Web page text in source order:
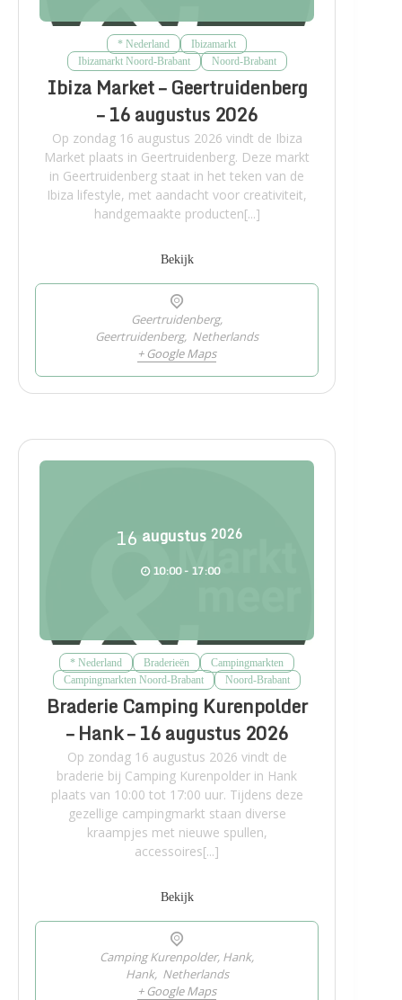
* Nederland
Ibizamarkt
Ibizamarkt Noord-Brabant
Noord-Brabant
Ibiza Market – Geertruidenberg
– 16 augustus 2026
Op zondag 16 augustus 2026 vindt de Ibiza
Market plaats in Geertruidenberg. Deze markt
in Geertruidenberg staat in het teken van de
Ibiza lifestyle, met aandacht voor creativiteit,
handgemaakte producten[...]
Bekijk
Geertruidenberg,
Geertruidenberg, Netherlands
+ Google Maps
16 augustus 2026
10:00 - 17:00
* Nederland Braderieën
Campingmarkten
Campingmarkten Noord-Brabant
Noord-Brabant
Braderie Camping Kurenpolder
– Hank – 16 augustus 2026
Op zondag 16 augustus 2026 vindt de
braderie bij Camping Kurenpolder in Hank
plaats van 10:00 tot 17:00 uur. Tijdens deze
gezellige campingmarkt staan diverse
kraampjes met nieuwe spullen,
accessoires[...]
Bekijk
Camping Kurenpolder, Hank,
Hank, Netherlands
+ Google Maps